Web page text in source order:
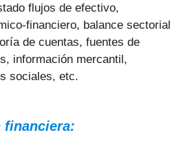
flujos de efectivo,
financiero, balance sectorial
de cuentas, fuentes de
información mercantil,
sociales, etc.
financiera: